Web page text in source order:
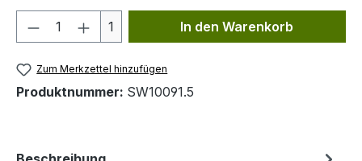
Produkt Anzahl: Gib den
1 In den Warenkorb
Zum Merkzettel hinzufügen
Produktnummer: SW10091.5